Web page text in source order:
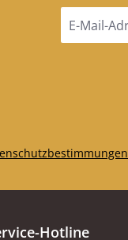
Mail-
Hotline